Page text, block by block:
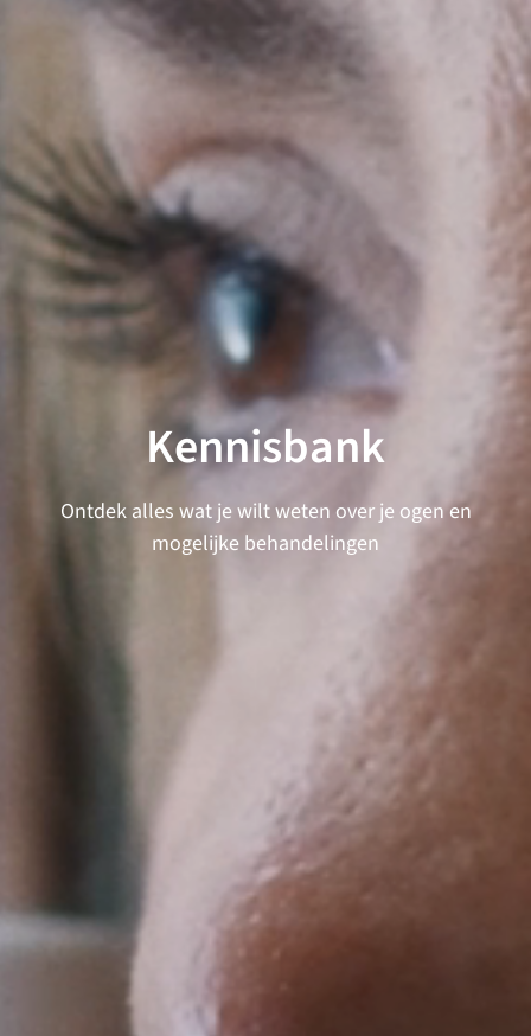
Kennisbank
Ontdek alles wat je wilt weten over je ogen en
mogelijke behandelingen